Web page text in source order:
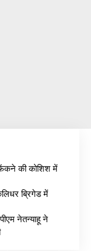
की कोशिश में
ब्रिगेड में
नेतन्याहू ने